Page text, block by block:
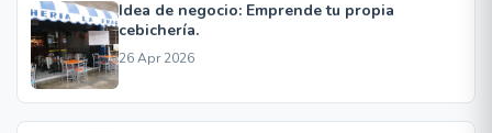
Idea de negocio: Emprende tu propia
cebichería.
26 Apr 2026